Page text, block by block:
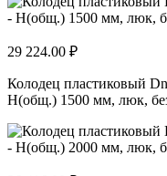
29 224.00 ₽
Колодец пластиковый
H(общ.) 1500 мм, люк,